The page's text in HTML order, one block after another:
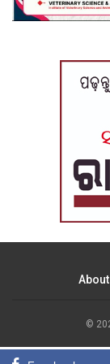
About
©